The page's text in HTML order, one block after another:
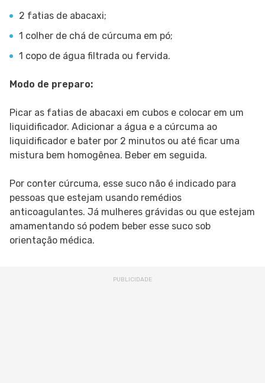
2 fatias de abacaxi;
1 colher de chá de cúrcuma em pó;
1 copo de água filtrada ou fervida.
Modo de preparo:
Picar as fatias de abacaxi em cubos e colocar em um
liquidificador. Adicionar a água e a cúrcuma ao
liquidificador e bater por 2 minutos ou até ficar uma
mistura bem homogênea. Beber em seguida.
Por conter cúrcuma, esse suco não é indicado para
pessoas que estejam usando remédios
anticoagulantes. Já mulheres grávidas ou que estejam
amamentando só podem beber esse suco sob
orientação médica.